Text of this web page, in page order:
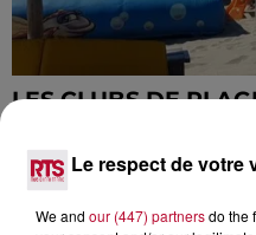
LES CLUBS DE
MICKEY
Le respect de votre
We and our (447) partnersdo the